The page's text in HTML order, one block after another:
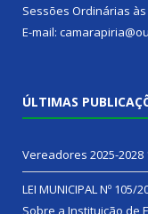
Sessões Ordinárias às
E-mail:
ÚLTIMAS
Vereadores 2025-2028
LEI MUNICIPAL Nº 105/